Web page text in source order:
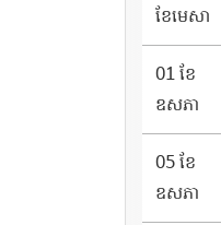
ខែមេសា
01 ខែ
ឧសភា
05 ខែ
ឧសភា